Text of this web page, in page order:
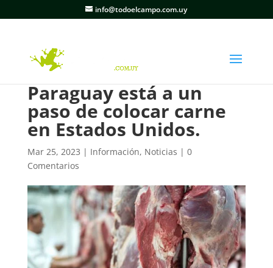
info@todoelcampo.com.uy
Paraguay está a un
paso de colocar carne
en Estados Unidos.
Mar 25, 2023 | Información, Noticias | 0
Comentarios